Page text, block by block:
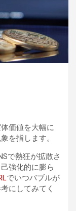
価値を大幅に
を指します。
で熱狂が拡散さ
強化的に膨ら
でいつバブルが
にしてみてく